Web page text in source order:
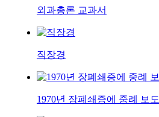
외과총론 교과서
직장경
1970년 장폐쇄증에 중례 보도